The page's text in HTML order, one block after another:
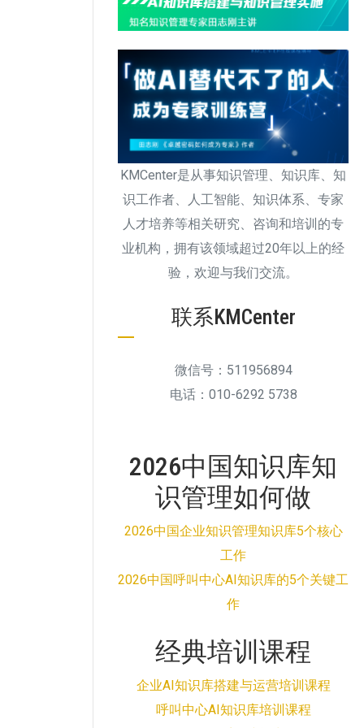
KMCenter是从事知识管理、知识库、知
识工作者、人工智能、知识体系、专家
人才培养等相关研究、咨询和培训的专
业机构，拥有该领域超过20年以上的经
验，欢迎与我们交流。
联系KMCenter
微信号：511956894
电话：010-6292 5738
2026中国知识库知
识管理如何做
2026中国企业知识管理知识库5个核心
工作
2026中国呼叫中心AI知识库的5个关键工
作
经典培训课程
企业AI知识库搭建与运营培训课程
呼叫中心AI知识库培训课程